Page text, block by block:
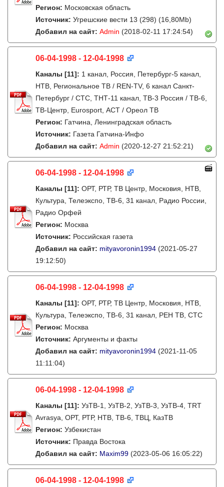
Регион: Московская область
Источник: Угрешские вести 13 (298) (16,80Mb)
Добавил на сайт: Admin (2018-02-11 17:24:54)
06-04-1998 - 12-04-1998
Каналы [11]: 1 канал, Россия, Петербург-5 канал,
НТВ, Региональное ТВ / REN-TV, 6 канал Санкт-
Петербург / СТС, ТНТ-11 канал, ТВ-3 Россия / ТВ-6,
ТВ-Центр, Eurosport, АСТ / Ореол ТВ
Регион: Гатчина, Ленинградская область
Источник: Газета Гатчина-Инфо
Добавил на сайт: Admin (2020-12-27 21:52:21)
06-04-1998 - 12-04-1998
Каналы [11]: ОРТ, РТР, ТВ Центр, Московия, НТВ,
Культура, Телеэкспо, ТВ-6, 31 канал, Радио России,
Радио Орфей
Регион: Москва
Источник: Российская газета
Добавил на сайт: mityavoronin1994 (2021-05-27
19:12:50)
06-04-1998 - 12-04-1998
Каналы [11]: ОРТ, РТР, ТВ Центр, Московия, НТВ,
Культура, Телеэкспо, ТВ-6, 31 канал, РЕН ТВ, СТС
Регион: Москва
Источник: Аргументы и факты
Добавил на сайт: mityavoronin1994 (2021-11-05
11:11:04)
06-04-1998 - 12-04-1998
Каналы [11]: УзТВ-1, УзТВ-2, УзТВ-3, УзТВ-4, TRT
Avrasya, ОРТ, РТР, НТВ, ТВ-6, ТВЦ, КазТВ
Регион: Узбекистан
Источник: Правда Востока
Добавил на сайт: Maxim99 (2023-05-06 16:05:22)
06-04-1998 - 12-04-1998